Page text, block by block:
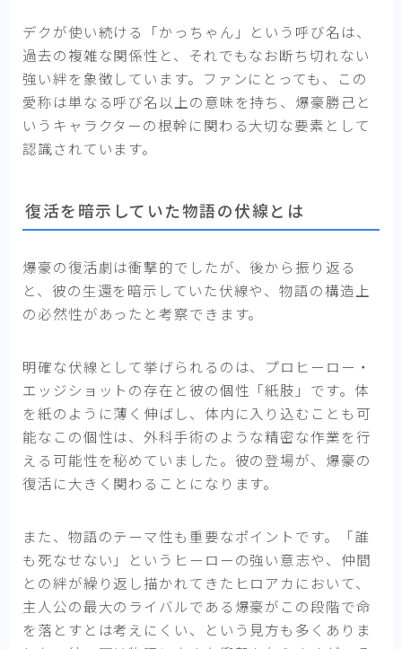
デクが使い続ける「かっちゃん」という呼び名は、
過去の複雑な関係性と、それでもなお断ち切れない
強い絆を象徴しています。ファンにとっても、この
愛称は単なる呼び名以上の意味を持ち、爆豪勝己と
いうキャラクターの根幹に関わる大切な要素として
認識されています。
復活を暗示していた物語の伏線とは
爆豪の復活劇は衝撃的でしたが、後から振り返る
と、彼の生還を暗示していた伏線や、物語の構造上
の必然性があったと考察できます。
明確な伏線として挙げられるのは、プロヒーロー・
エッジショットの存在と彼の個性「紙肢」です。体
を紙のように薄く伸ばし、体内に入り込むことも可
能なこの個性は、外科手術のような精密な作業を行
える可能性を秘めていました。彼の登場が、爆豪の
復活に大きく関わることになります。
また、物語のテーマ性も重要なポイントです。「誰
も死なせない」というヒーローの強い意志や、仲間
との絆が繰り返し描かれてきたヒロアカにおいて、
主人公の最大のライバルである爆豪がこの段階で命
を落とすとは考えにくい、という見方も多くありま